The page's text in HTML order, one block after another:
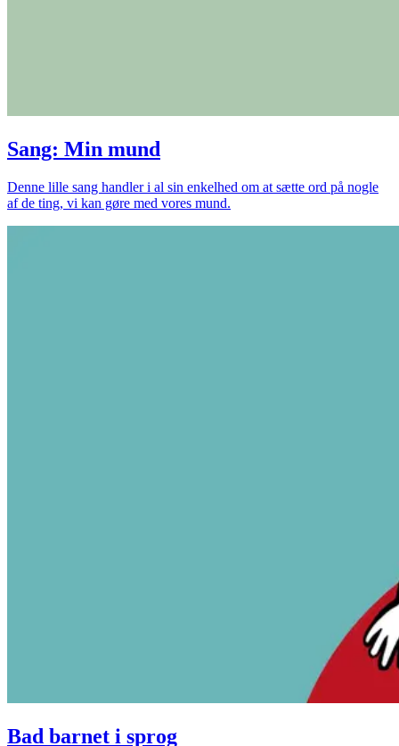
Sang: Min mund
Denne lille sang handler i al sin enkelhed om at sætte ord på nogle
af de ting, vi kan gøre med vores mund.
Bad barnet i sprog